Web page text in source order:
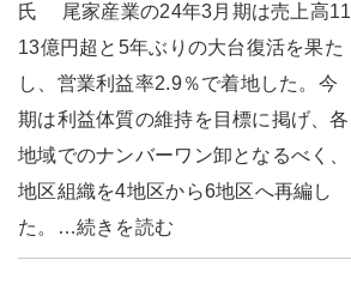
氏 尾家産業の24年3月期は売上高11
13億円超と5年ぶりの大台復活を果た
し、営業利益率2.9％で着地した。今
期は利益体質の維持を目標に掲げ、各
地域でのナンバーワン卸となるべく、
地区組織を4地区から6地区へ再編し
た。…続きを読む